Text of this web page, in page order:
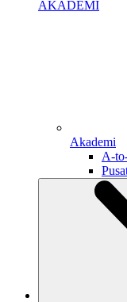
AKADEMI
Akademi
A-